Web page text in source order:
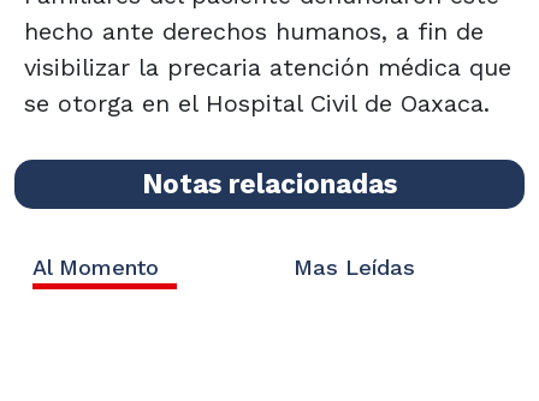
hecho ante derechos humanos, a fin de
visibilizar la precaria atención médica que
se otorga en el Hospital Civil de Oaxaca.
Notas relacionadas
Al Momento Mas Leídas